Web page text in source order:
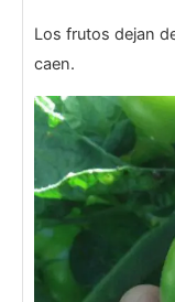
Los frutos dejan
caen.